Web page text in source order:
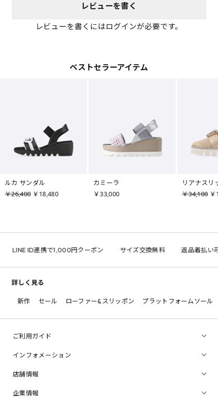
レビューを書く
レビューを書くにはログインが必要です。
ベストセラーアイテム
ルカ サンダル
￥26,400 ￥18,480
カミーラ
￥33,000
リアナスリ
￥34,100
LINE ID連携で1,000円クーポン サイズ交換無料 返品着払い可
詳しく見る
新作 セール ローファー&スリッポン プラットフォームソール
ご利用ガイド
インフォメーション
店舗情報
企業情報